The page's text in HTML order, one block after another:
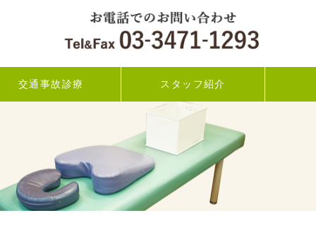
交通事故診療 スタッフ紹介